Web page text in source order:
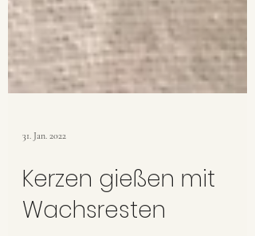
31. Jan. 2022
Kerzen gießen mit